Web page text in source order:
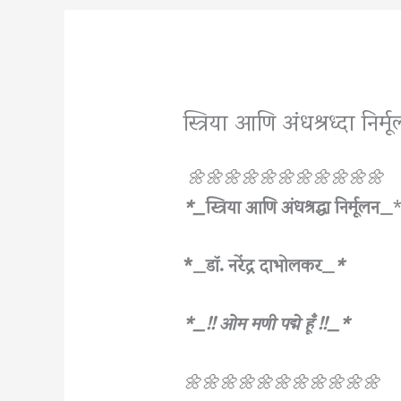
स्त्रिया आणि अंधश्रध्दा
🌼🌼🌼🌼🌼🌼🌼🌼🌼🌼🌼
*_स्त्रिया आणि अंधश्रद्धा निर्मूलन_*
*_डॉ. नरेंद्र दाभोलकर_*
*_!! ओममणी पद्मे हूँ !!_*
🌼🌼🌼🌼🌼🌼🌼🌼🌼🌼🌼